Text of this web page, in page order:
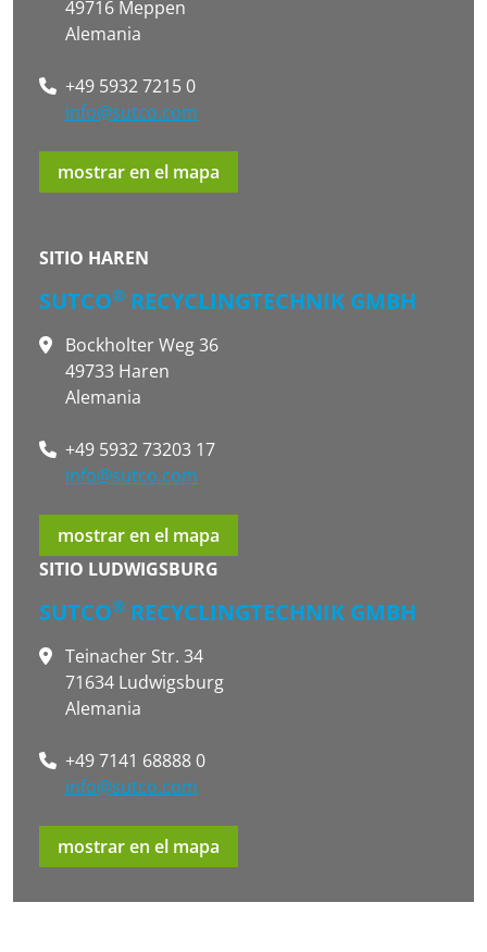
49716 Meppen
Alemania
+49 5932 7215 0
info@sutco.com
mostrar en el mapa
SITIO HAREN
SUTCO® RECYCLINGTECHNIK GMBH
Bockholter Weg 36
49733 Haren
Alemania
+49 5932 73203 17
info@sutco.com
mostrar en el mapa
SITIO LUDWIGSBURG
SUTCO® RECYCLINGTECHNIK GMBH
Teinacher Str. 34
71634 Ludwigsburg
Alemania
+49 7141 68888 0
info@sutco.com
mostrar en el mapa